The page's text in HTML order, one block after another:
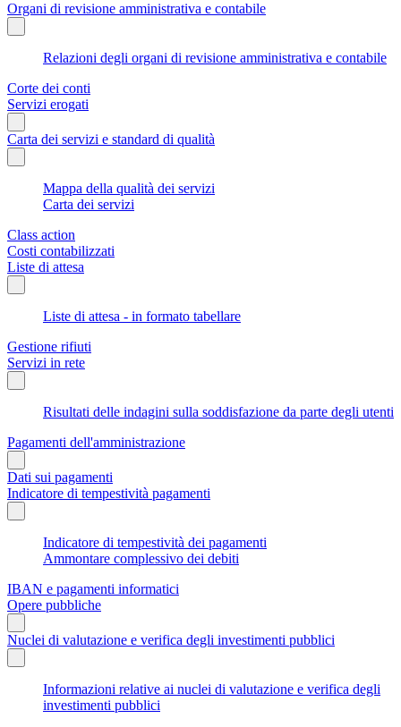
Organi di revisione amministrativa e contabile
Relazioni degli organi di revisione amministrativa e contabile
Corte dei conti
Servizi erogati
Carta dei servizi e standard di qualità
Mappa della qualità dei servizi
Carta dei servizi
Class action
Costi contabilizzati
Liste di attesa
Liste di attesa - in formato tabellare
Gestione rifiuti
Servizi in rete
Risultati delle indagini sulla soddisfazione da parte degli utenti
Pagamenti dell'amministrazione
Dati sui pagamenti
Indicatore di tempestività pagamenti
Indicatore di tempestività dei pagamenti
Ammontare complessivo dei debiti
IBAN e pagamenti informatici
Opere pubbliche
Nuclei di valutazione e verifica degli investimenti pubblici
Informazioni relative ai nuclei di valutazione e verifica degli
investimenti pubblici